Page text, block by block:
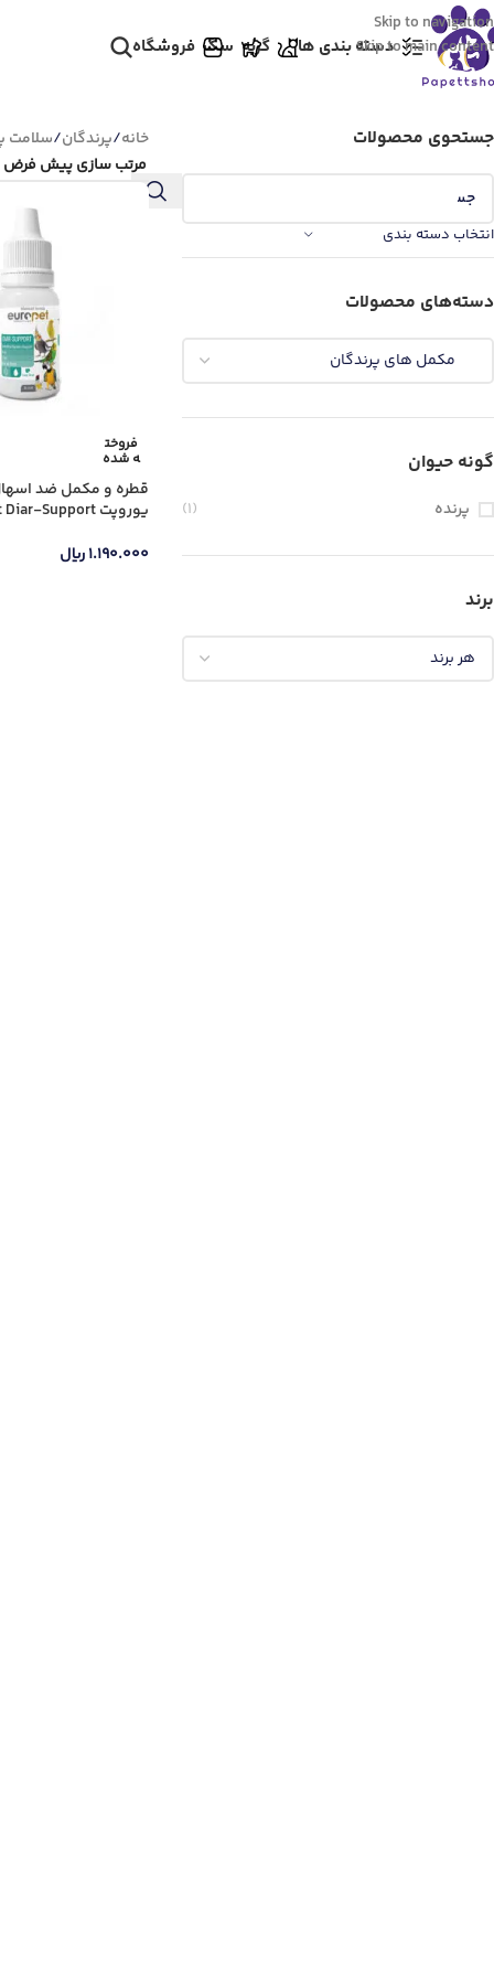
Skip to navigation
Skip to main contentدسته بندی ها گربه سگ فروشگاه
جستحوی محصولات
انتخاب دسته بندی
دسته‌های محصولات
گونه حیوان
پرنده (1)
برند
خانه/پرندگان/سلامت
فروخت
ه شده
قطره و مکمل ضد
۱.۱۹۰.۰۰۰ریال